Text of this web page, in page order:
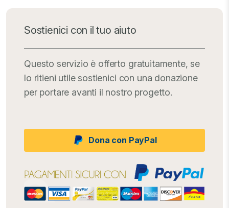
Sostienici con il tuo aiuto
Questo servizio è offerto gratuitamente, se
lo ritieni utile sostienici con una donazione
per portare avanti il nostro progetto.
Dona con PayPal